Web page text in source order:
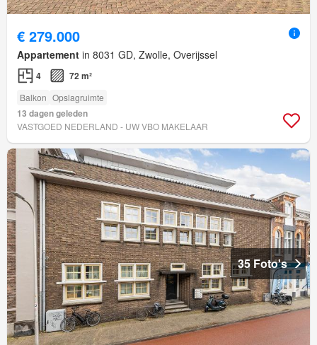
€ 279.000
Appartement in 8031 GD, Zwolle, Overijssel
4 72 m²
Balkon Opslagruimte
13 dagen geleden
VASTGOED NEDERLAND - UW VBO MAKELAAR
35 Foto's